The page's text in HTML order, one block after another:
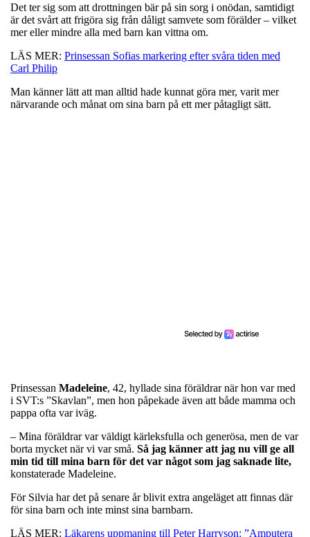
Det ter sig som att drottningen bär på sin sorg i onödan, samtidigt
är det svårt att frigöra sig från dåligt samvete som förälder – vilket
mer eller mindre alla med barn kan vittna om.
LÄS MER: Prinsessan Sofias markering efter svåra tiden med
Carl Philip
Man känner lätt att man alltid hade kunnat göra mer, varit mer
närvarande och månat om sina barn på ett mer påtagligt sätt.
Prinsessan Madeleine, 42, hyllade sina föräldrar när hon var med
i SVT:s ”Skavlan”, men hon påpekade även att både mamma och
pappa ofta var iväg.
– Mina föräldrar var väldigt kärleksfulla och generösa, men de var
borta mycket när vi var små. Så jag känner att jag nu vill ge all
min tid till mina barn för det var något som jag saknade lite,
konstaterade Madeleine.
För Silvia har det på senare år blivit extra angeläget att finnas där
för sina barn och inte minst sina barnbarn.
LÄS MER: Läkarens uppmaning till Peter Harryson: ”Amputera